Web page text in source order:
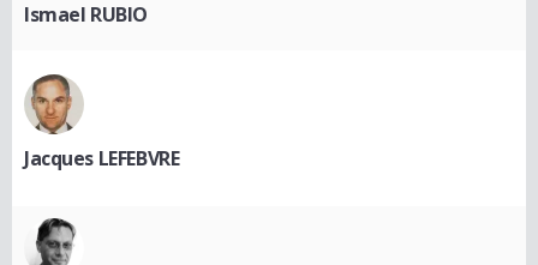
Ismael RUBIO
Jacques LEFEBVRE